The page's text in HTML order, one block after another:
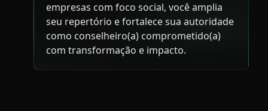
empresas com foco social, você amplia
seu repertório e fortalece sua autoridade
como conselheiro(a) comprometido(a)
com transformação e impacto.